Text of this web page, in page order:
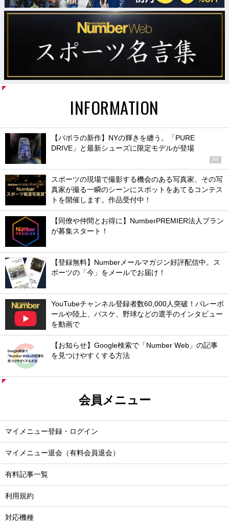
INFORMATION
【バボラの新作】NYの輝きを纏う。「PURE
DRIVE」と最新シューズに限定モデルが登場
PR
スポーツの現場で撮影する機会のある写真家、その写
真家が撮る一瞬のシーンにスポットをあてるコンテス
トを開催します。作品受付中！
【同僚や仲間とお得に】NumberPREMIER法人プラン
が募集スタート！
【登録無料】Numberメールマガジン好評配信中。ス
ポーツの「今」をメールでお届け！
YouTubeチャンネル登録者数60,000人突破！バレーボ
ールや陸上、バスケ、野球などの選手のインタビュー
を動画で
【お知らせ】Google検索で「Number Web」の記事
を見つけやすくする方法
会員メニュー
マイメニュー登録・ログイン
マイメニュー退会（有料会員退会）
有料記事一覧
利用規約
対応機種